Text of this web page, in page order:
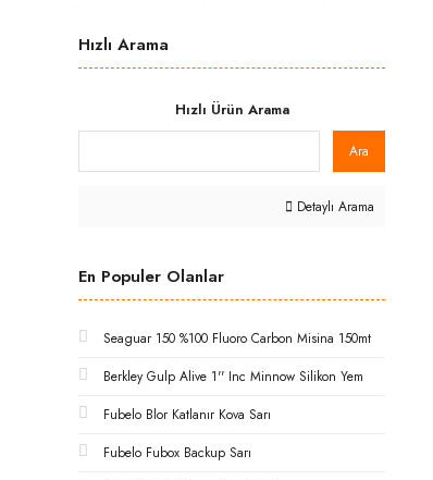
BKK (3)
DAIWA (3)
RONTHOMPSON (3)
FUBELO (2)
Savage gear (2)
Hızlı Arama
Hızlı Ürün Arama
Ara
Detaylı Arama
En Populer Olanlar
Seaguar 150 %100 Fluoro Carbon Misina 150mt
Berkley Gulp Alive 1'' Inc Minnow Silikon Yem
Fubelo Blor Katlanır Kova Sarı
Fubelo Fubox Backup Sarı